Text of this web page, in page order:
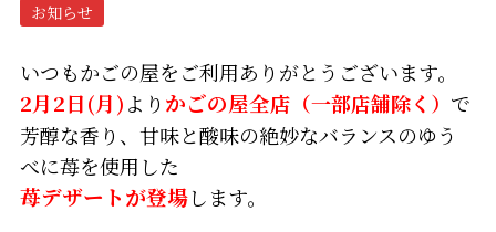
お知らせ
いつもかごの屋をご利用ありがとうございます。
2月2日(月)より かごの屋全店 （一部店舗除く） で
芳醇な香り、甘味と酸味の絶妙なバランスのゆう
べに苺を使用した
苺デザートが登場します。